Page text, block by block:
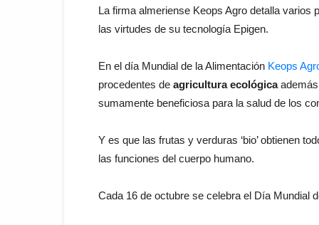
La firma almeriense Keops Agro detalla varios
las virtudes de su tecnología Epigen.
En el día Mundial de la Alimentación Keops
procedentes de agricultura ecológicaademás
sumamente beneficiosa para la salud de los
Y es que las frutas y verduras ‘bio’ obtienen
las funciones del cuerpo humano.
Cada 16 de octubre se celebra el Día Mundial